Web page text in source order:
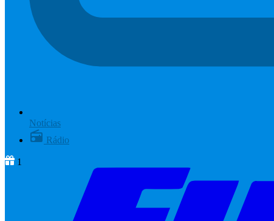
Notícias
Rádio
1